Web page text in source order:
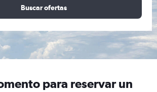
Buscar ofertas
para reservar un